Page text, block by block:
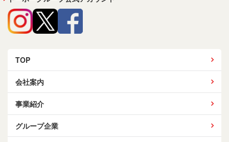
TOP
会社案内
事業紹介
グループ企業